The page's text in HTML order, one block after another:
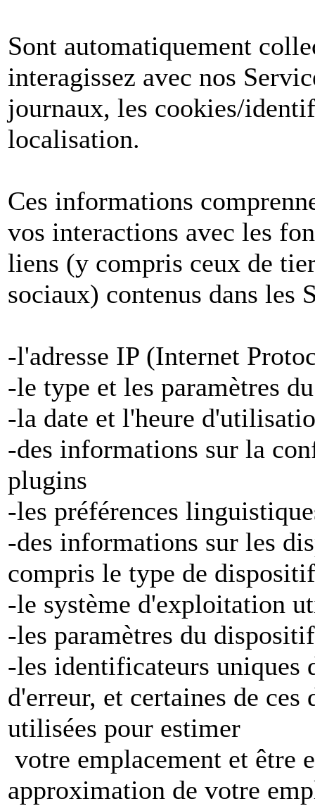
Sont automatiquement
interagissez avec nos
journaux, les cookies/
localisation.
Ces informations
vos interactions avec les
liens (y compris ceux de
sociaux) contenus dans les
-l'adresse IP (Internet
-le type et les paramètres
-la date et l'heure
-des informations sur la
plugins
-les préférences
-des informations sur les
compris le type de dispositif
-le système d'exploitation
-les paramètres du dispositif
-les identificateurs uniques
d'erreur, et certaines de
utilisées pour estimer
votre emplacement et être
approximation de votre